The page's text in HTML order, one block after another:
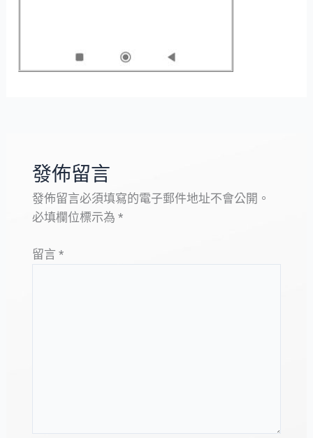
發佈留言
發佈留言必須填寫的電子郵件地址不會公開。
必填欄位標示為 *
留言 *